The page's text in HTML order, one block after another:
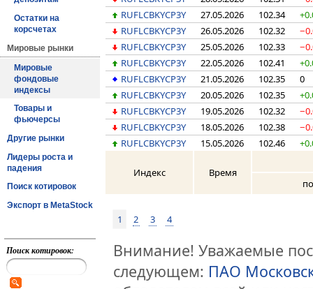
Остатки на
корсчетах
Мировые рынки
Мировые
фондовые
индексы
Товары и
фьючерсы
Другие рынки
Лидеры роста и
падения
Поиск котировок
Экспорт в MetaStock
Поиск котировок:
RUFLCBKYCP3Y
27.05.2026 102.34
RUFLCBKYCP3Y
26.05.2026 102.32
RUFLCBKYCP3Y
25.05.2026 102.33
RUFLCBKYCP3Y
22.05.2026 102.41
RUFLCBKYCP3Y
21.05.2026 102.35
0
RUFLCBKYCP3Y
20.05.2026 102.35
RUFLCBKYCP3Y
19.05.2026 102.32
RUFLCBKYCP3Y
18.05.2026 102.38
RUFLCBKYCP3Y
15.05.2026 102.46
Индекс
Время
1 2 3 4
Внимание! Уважаемые
следующем: ПАО